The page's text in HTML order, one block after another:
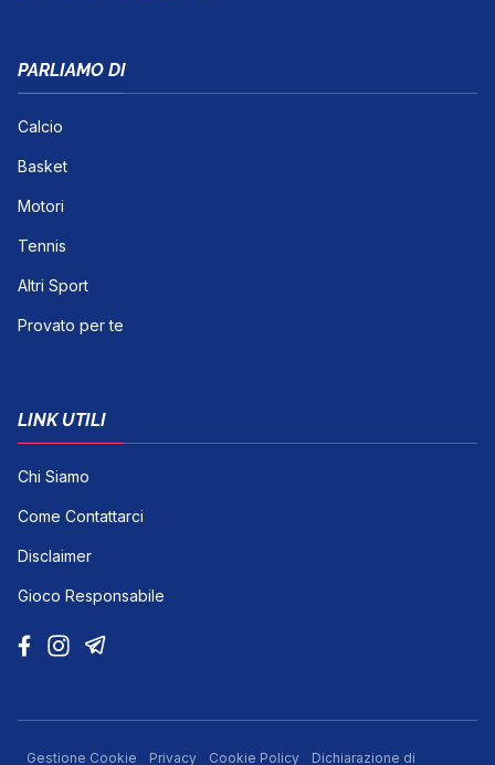
PARLIAMO DI
Calcio
Basket
Motori
Tennis
Altri Sport
Provato per te
LINK UTILI
Chi Siamo
Come Contattarci
Disclaimer
Gioco Responsabile
Gestione Cookie Privacy Cookie Policy Dichiarazione di